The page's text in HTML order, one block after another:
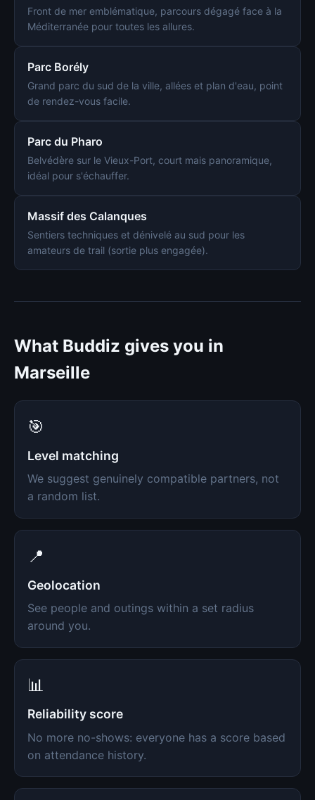
Front de mer emblématique, parcours dégagé face à la
Méditerranée pour toutes les allures.
Parc Borély
Grand parc du sud de la ville, allées et plan d'eau, point
de rendez-vous facile.
Parc du Pharo
Belvédère sur le Vieux-Port, court mais panoramique,
idéal pour s'échauffer.
Massif des Calanques
Sentiers techniques et dénivelé au sud pour les
amateurs de trail (sortie plus engagée).
What Buddiz gives you in
Marseille
🎯
Level matching
We suggest genuinely compatible partners, not
a random list.
📍
Geolocation
See people and outings within a set radius
around you.
📊
Reliability score
No more no-shows: everyone has a score based
on attendance history.